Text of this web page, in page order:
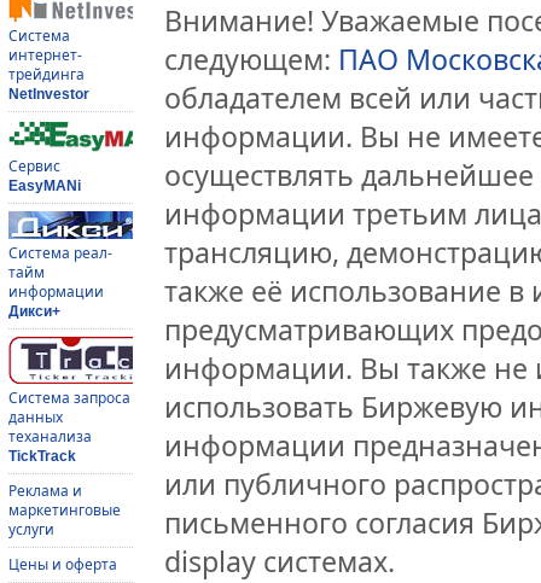
Система
интернет-
трейдинга
NetInvestor
Сервис
EasyMANi
Система реал-
тайм
информации
Дикси+
Система запроса
данных
теханализа
TickTrack
Реклама и
маркетинговые
услуги
Цены и оферта
Внимание! Уважаемые
следующем: ПАО
обладателем всей или
информации. Вы не
осуществлять
информации третьим
трансляцию,
также её использование
предусматривающих
информации. Вы также не
использовать Биржевую
информации
или публичного
письменного согласия
display системах.